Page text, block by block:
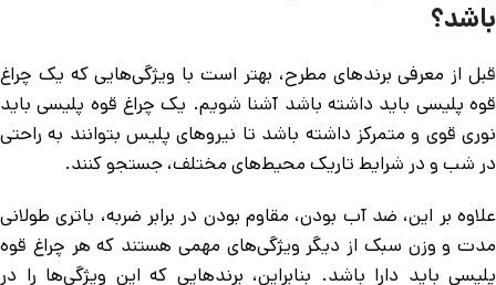
باشد؟
قبل از معرفی برندهای مطرح، بهتر است با ویژگی‌هایی که یک چراغ
قوه پلیسی باید داشته باشد آشنا شویم. یک چراغ قوه پلیسی باید
نوری قوی و متمرکز داشته باشد تا نیروهای پلیس بتوانند به راحتی
در شب و در شرایط تاریک محیط‌های مختلف، جستجو کنند.
علاوه بر این، ضد آب بودن، مقاوم بودن در برابر ضربه، باتری طولانی
مدت و وزن سبک از دیگر ویژگی‌های مهمی هستند که هر چراغ قوه
پلیسی باید دارا باشد. بنابراین، برندهایی که این ویژگی‌ها را در